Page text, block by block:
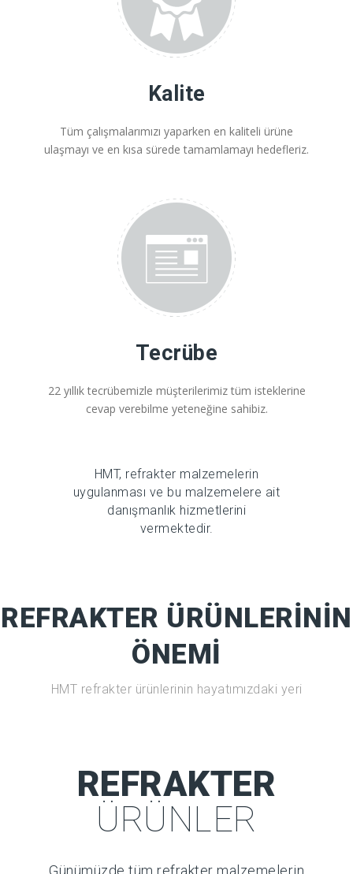
Kalite
Tüm çalışmalarımızı yaparken en kaliteli ürüne
ulaşmayı ve en kısa sürede tamamlamayı hedefleriz.
Tecrübe
22 yıllık tecrübemizle müşterilerimiz tüm isteklerine
cevap verebilme yeteneğine sahibiz.
HMT, refrakter malzemelerin
uygulanması ve bu malzemelere ait
danışmanlık hizmetlerini
vermektedir.
REFRAKTER ÜRÜNLERININ
ÖNEMI
HMT refrakter ürünlerinin hayatımızdaki yeri
REFRAKTER
ÜRÜNLER
Günümüzde tüm refrakter malzemelerin